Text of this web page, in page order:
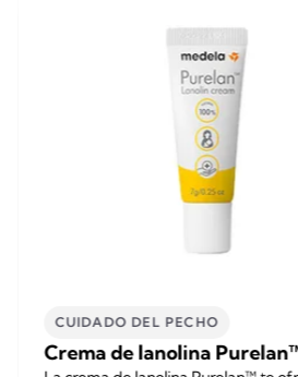
CUIDADO DEL PECHO
Crema de lanolina